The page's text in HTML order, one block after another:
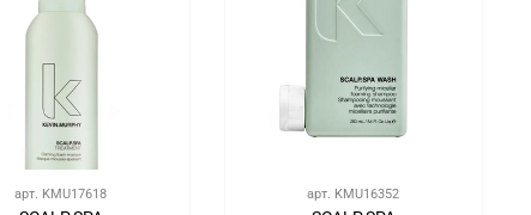
арт. KMU17618 арт. KMU16352